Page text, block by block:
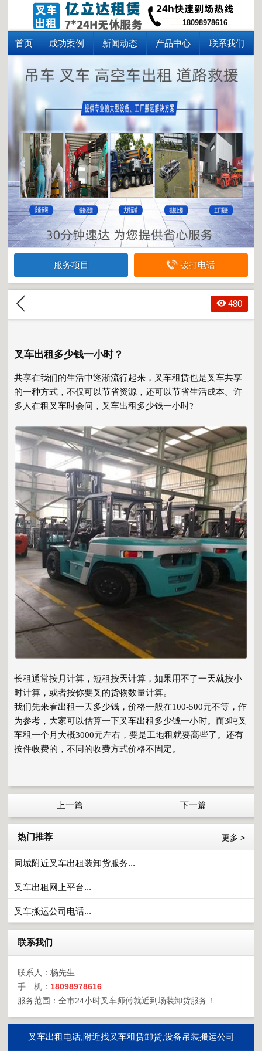
18098978616
首页 成功案例 新闻动态 产品中心 联系我们
服务项目 拨打电话
480
叉车出租多少钱一小时？
共享在我们的生活中逐渐流行起来，叉车租赁也是叉车共享
的一种方式，不仅可以节省资源，还可以节省生活成本。许
多人在租叉车时会问，叉车出租多少钱一小时?
长租通常按月计算，短租按天计算，如果用不了一天就按小
时计算，或者按你要叉的货物数量计算。
我们先来看出租一天多少钱，价格一般在100-500元不等，作
为参考，大家可以估算一下叉车出租多少钱一小时。而3吨叉
车租一个月大概3000元左右，要是工地租就要高些了。还有
按件收费的，不同的收费方式价格不固定。
上一篇 下一篇
热门推荐 更多 >
同城附近叉车出租装卸货服务...
叉车出租网上平台...
叉车搬运公司电话...
联系我们
联系人：杨先生
手 机： 18098978616
服务范围：全市24小时叉车师傅就近到场装卸货服务！
叉车出租电话,附近找叉车租赁卸货,设备吊装搬运公司